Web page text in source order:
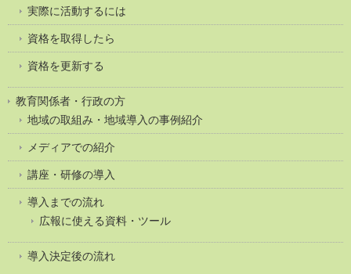
実際に活動するには
資格を取得したら
資格を更新する
教育関係者・行政の方
地域の取組み・地域導入の事例紹介
メディアでの紹介
講座・研修の導入
導入までの流れ
広報に使える資料・ツール
導入決定後の流れ